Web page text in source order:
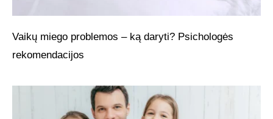
Vaikų miego problemos – ką daryti? Psichologės
rekomendacijos